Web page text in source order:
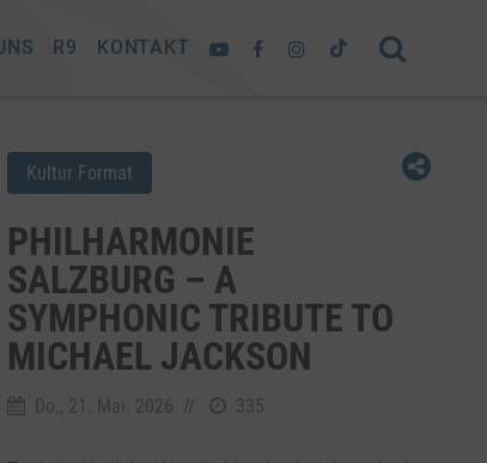
R9 KONTAKT
Kultur Format
PHILHARMONIE
SALZBURG – A
SYMPHONIC TRIBUTE TO
MICHAEL JACKSON
Do., 21. Mai. 2026 // 335